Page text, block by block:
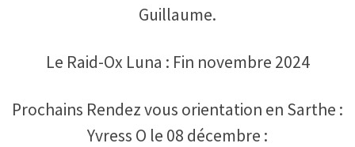
Guillaume.
Le Raid-Ox Luna : Fin novembre 2024
Prochains Rendez vous orientation en Sarthe :
Yvress O le 08 décembre :